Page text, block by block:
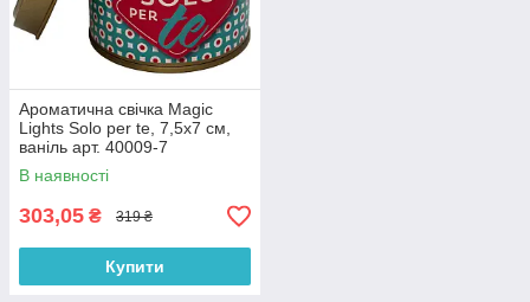
Ароматична свічка Magic
Lights Solo per te, 7,5x7 см,
ваніль арт. 40009-7
В наявності
303,05 ₴ 319 ₴
Купити